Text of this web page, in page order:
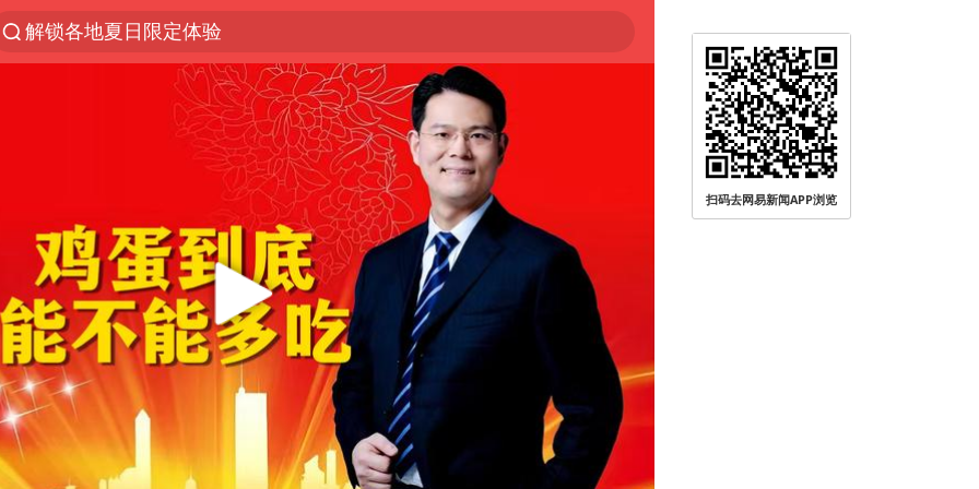
解锁各地夏日限定体验
视频丨中国东方电气集团原党组副书记、董事宋致远被查
四川宜宾市珙县发生3.4级地震
台风白海豚闭眼浙江上海处于危险半圆
白海豚将正面袭击贯穿浙江
香港宏福苑火灾或由烟头引起
中国父女泰国骑摩托车坠崖1死1伤
浙江台州《告全体市民书》
网约车司机充电时猝死保险拒赔
周末打虎 宋致远被查
郑丽文：台湾从来没有“独立”过
扫码去网易新闻APP浏览